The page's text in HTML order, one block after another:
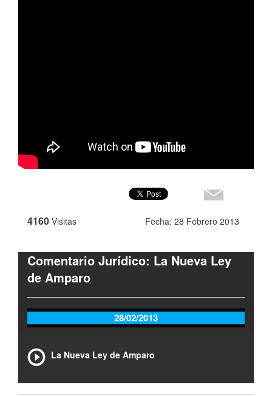
4160 Visitas Fecha: 28 Febrero 2013
Comentario Jurídico: La Nueva Ley
de Amparo
28/02/2013
La Nueva Ley de Amparo